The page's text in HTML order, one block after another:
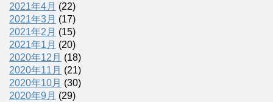
2021年4月 (22)
2021年3月 (17)
2021年2月 (15)
2021年1月 (20)
2020年12月 (18)
2020年11月 (21)
2020年10月 (30)
2020年9月 (29)